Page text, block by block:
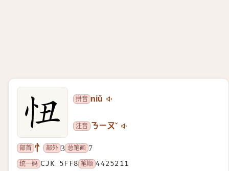
拼音 niǔ
注音 ㄋㄧㄡˇ
部首 忄 部外 3 总笔画 7
统一码 CJK 5FF8 笔顺 4425211